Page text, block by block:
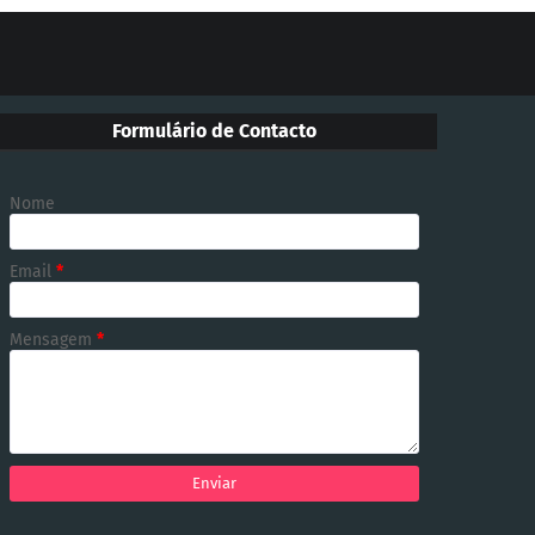
Formulário de Contacto
Nome
Email *
Mensagem *